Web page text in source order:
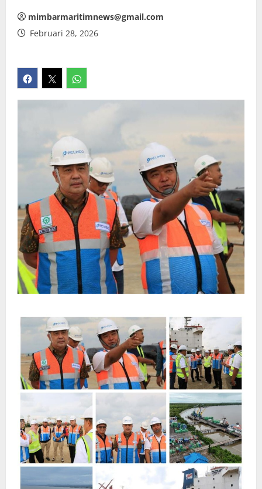
mimbarmaritimnews@gmail.com
Februari 28, 2026